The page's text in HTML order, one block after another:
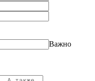
Важно